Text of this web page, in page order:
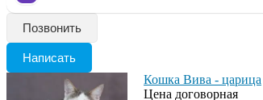
Позвонить
Написать
Кошка Вива - царица
Цена договорная